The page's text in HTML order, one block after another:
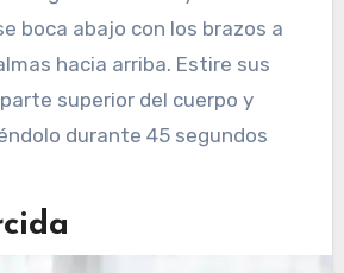
boca abajo con los brazos a
hacia arriba. Estire sus
superior del cuerpo y
durante 45 segundos